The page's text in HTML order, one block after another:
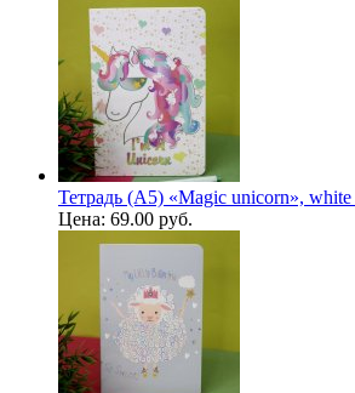
Тетрадь (A5) «Magic unicorn»,
Цена: 69.00 руб.